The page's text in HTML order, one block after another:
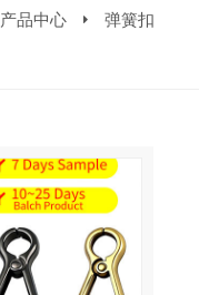
产品中心 弹簧扣